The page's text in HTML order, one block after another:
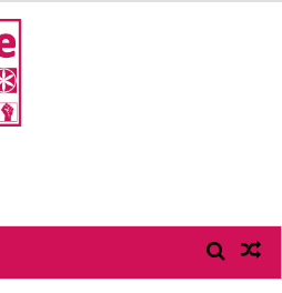
ASTUR